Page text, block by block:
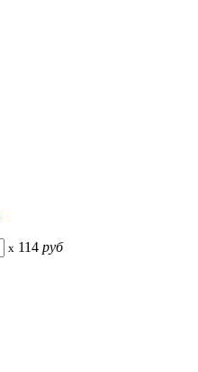
x 114 руб